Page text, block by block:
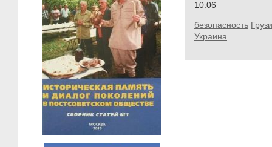
10:06
безопасность
Украина